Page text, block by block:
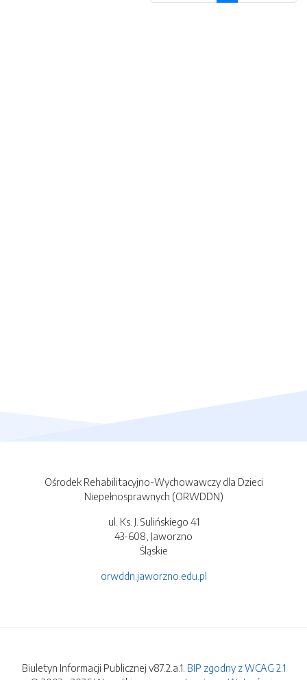
Ośrodek Rehabilitacyjno-Wychowawczy dla Dzieci
Niepełnosprawnych (ORWDDN)
ul. Ks. J. Sulińskiego 41
43-608, Jaworzno
Śląskie
orwddn.jaworzno.edu.pl
Biuletyn Informacji Publicznej v87.2.a.1. BIP zgodny z WCAG 2.1